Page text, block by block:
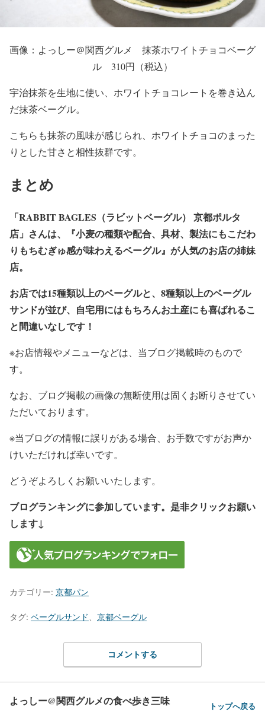
画像：よっしー＠関西グルメ 抹茶ホワイトチョコベーグ
ル 310円（税込）
宇治抹茶を生地に使い、ホワイトチョコレートを巻き込ん
だ抹茶ベーグル。
こちらも抹茶の風味が感じられ、ホワイトチョコのまった
りとした甘さと相性抜群です。
まとめ
「RABBIT BAGLES（ラビットベーグル） 京都ポルタ
店」さんは、『小麦の種類や配合、具材、製法にもこだわ
りもちむぎゅ感が味わえるベーグル』が人気のお店の姉妹
店。
お店では15種類以上のベーグルと、8種類以上のベーグル
サンドが並び、自宅用にはもちろんお土産にも喜ばれるこ
と間違いなしです！
※お店情報やメニューなどは、当ブログ掲載時のもので
す。
なお、ブログ掲載の画像の無断使用は固くお断りさせてい
ただいております。
※当ブログの情報に誤りがある場合、お手数ですがお声か
けいただければ幸いです。
どうぞよろしくお願いいたします。
ブログランキングに参加しています。是非クリックお願い
します↓
カテゴリー: 京都パン
タグ: ベーグルサンド 京都ベーグル
コメントする
よっしー@関西グルメの食べ歩き三味 トップへ戻る